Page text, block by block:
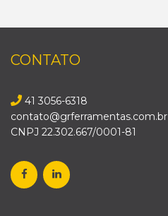
CONTATO
41 3056-6318
contato@grferramentas.com.br
CNPJ 22.302.667/0001-81